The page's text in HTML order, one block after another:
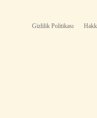
Gizlilik Politikası